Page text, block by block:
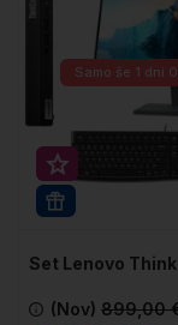
Samo še 1 dni
Set Lenovo
(Nov) 899,00